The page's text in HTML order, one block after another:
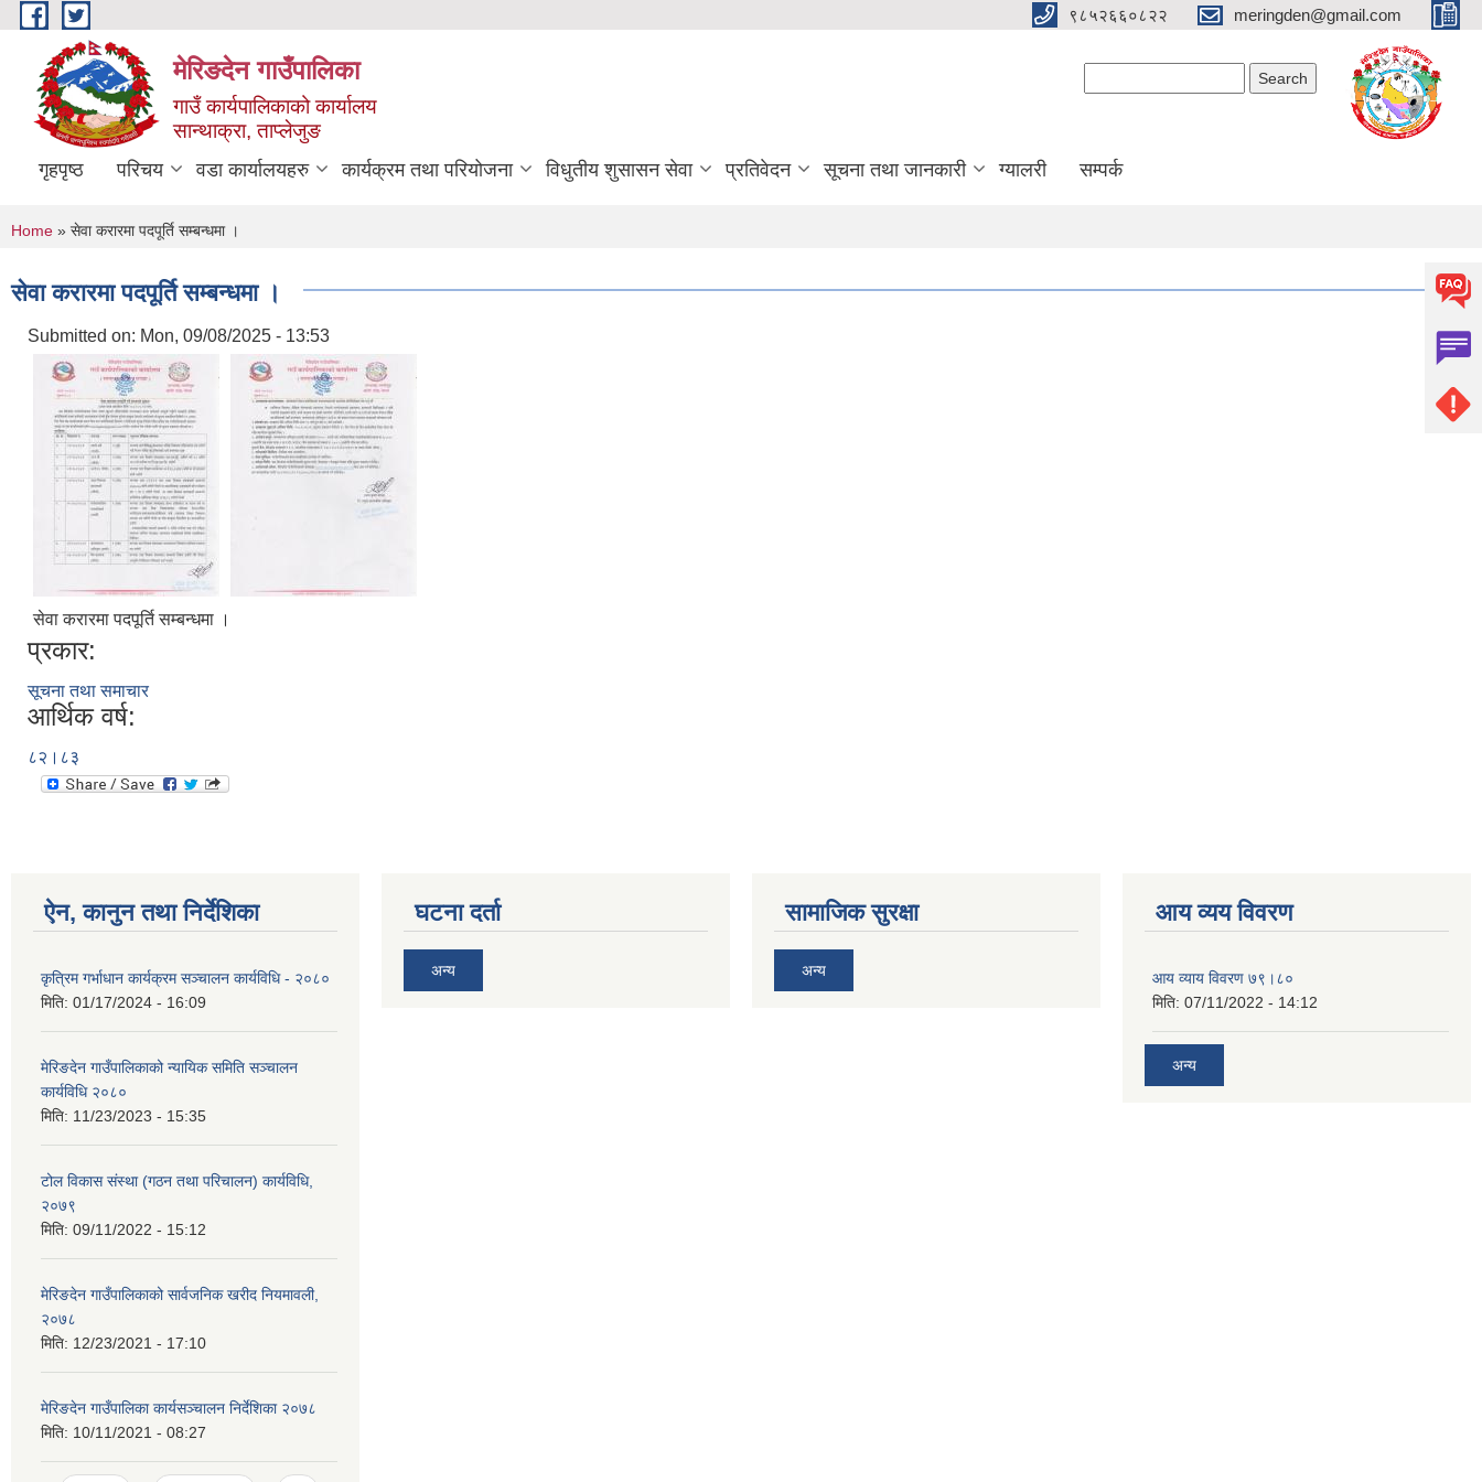
Skip to main content ९८५२६६०८२२ meringden@gmail.com
मेरिङदेन गाउँपालिका
गाउँ कार्यपालिकाको कार्यालय
सान्थाक्रा, ताप्लेजुङ
गृहपृष्ठ परिचय वडा कार्यालयहरु कार्यक्रम तथा परियोजना विधुतीय शुसासन सेवा प्रतिवेदन सूचना तथा जानकारी ग्यालरी सम्पर्क
You are here
Home » सेवा करारमा पदपूर्ति सम्बन्धमा ।
सेवा करारमा पदपूर्ति सम्बन्धमा ।
Submitted on: Mon, 09/08/2025 - 13:53
सेवा करारमा पदपूर्ति सम्बन्धमा ।
प्रकार:
सूचना तथा समाचार
आर्थिक वर्ष:
८२।८३
ऐन, कानुन तथा निर्देशिका
कृत्रिम गर्भाधान कार्यक्रम सञ्चालन कार्यविधि - २०८०
मिति: 01/17/2024 - 16:09
मेरिङदेन गाउँपालिकाको न्यायिक समिति सञ्‍चालन
कार्यविधि २०८०
मिति: 11/23/2023 - 15:35
टोल विकास संस्था (गठन तथा परिचालन) कार्यविधि,
२०७९
मिति: 09/11/2022 - 15:12
मेरिङदेन गाउँपालिकाको सार्वजनिक खरीद नियमावली,
२०७८
मिति: 12/23/2021 - 17:10
मेरिङदेन गाउँपालिका कार्यसञ्चालन निर्देशिका २०७८
मिति: 10/11/2021 - 08:27
घटना दर्ता
अन्य
सामाजिक सुरक्षा
अन्य
आय व्यय विवरण
आय व्याय विवरण ७९।८०
मिति: 07/11/2022 - 14:12
अन्य